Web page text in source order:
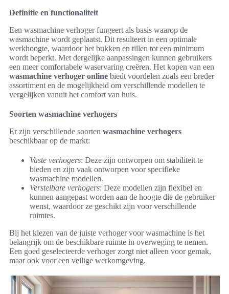
Definitie en functionaliteit
Een wasmachine verhoger fungeert als basis waarop de
wasmachine wordt geplaatst. Dit resulteert in een optimale
werkhoogte, waardoor het bukken en tillen tot een minimum
wordt beperkt. Met dergelijke aanpassingen kunnen gebruikers
een meer comfortabele waservaring creëren. Het kopen van een
wasmachine verhoger online biedt voordelen zoals een breder
assortiment en de mogelijkheid om verschillende modellen te
vergelijken vanuit het comfort van huis.
Soorten wasmachine verhogers
Er zijn verschillende soorten wasmachine verhogers
beschikbaar op de markt:
Vaste verhogers: Deze zijn ontworpen om stabiliteit te
bieden en zijn vaak ontworpen voor specifieke
wasmachine modellen.
Verstelbare verhogers: Deze modellen zijn flexibel en
kunnen aangepast worden aan de hoogte die de gebruiker
wenst, waardoor ze geschikt zijn voor verschillende
ruimtes.
Bij het kiezen van de juiste verhoger voor wasmachine is het
belangrijk om de beschikbare ruimte in overweging te nemen.
Een goed geselecteerde verhoger zorgt niet alleen voor gemak,
maar ook voor een veilige werkomgeving.